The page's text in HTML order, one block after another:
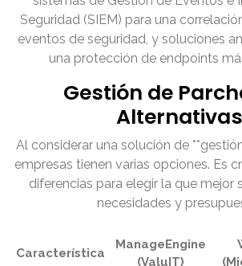
Seguridad (SIEM) para una
eventos de seguridad, y soluciones
una protección de endpoints
Gestión de
Alternativas
Al considerar una solución de
empresas tienen varias opciones. Es
diferencias para elegir la que mejor
necesidades y
Característica
ManageEngine
(ValuIT)